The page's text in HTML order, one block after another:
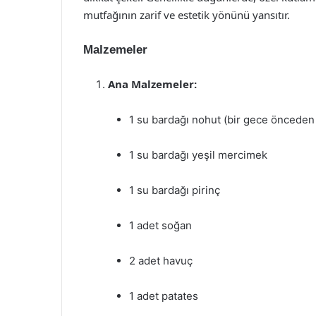
mutfağının zarif ve estetik yönünü yansıtır.
Malzemeler
Ana Malzemeler:
1 su bardağı nohut (bir gece önceden
1 su bardağı yeşil mercimek
1 su bardağı pirinç
1 adet soğan
2 adet havuç
1 adet patates